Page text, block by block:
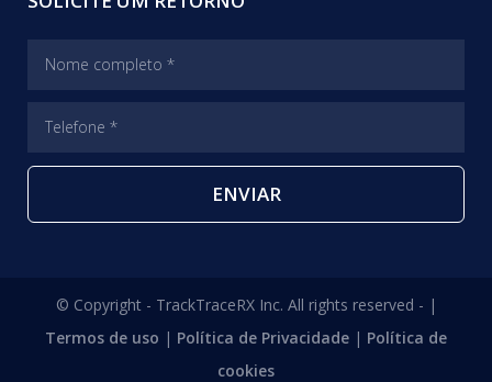
ENVIAR
© Copyright - TrackTraceRX Inc. All rights reserved - |
Termos de uso | Política de Privacidade | Política de
cookies